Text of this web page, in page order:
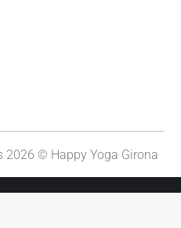
2026 © Happy Yoga Girona